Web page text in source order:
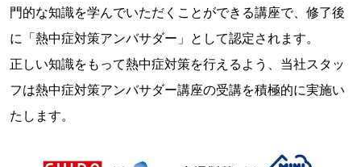
門的な知識を学んでいただくことができる講座で、修了後
に「熱中症対策アンバサダー」として認定されます。
正しい知識をもって熱中症対策を行えるよう、当社スタッ
フは熱中症対策アンバサダー講座の受講を積極的に実施い
たします。